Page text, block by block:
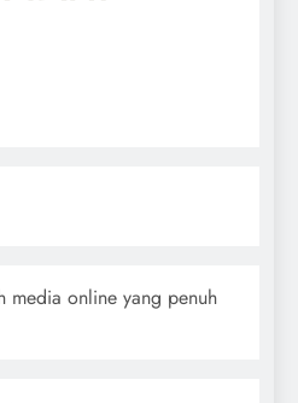
media online yang penuh